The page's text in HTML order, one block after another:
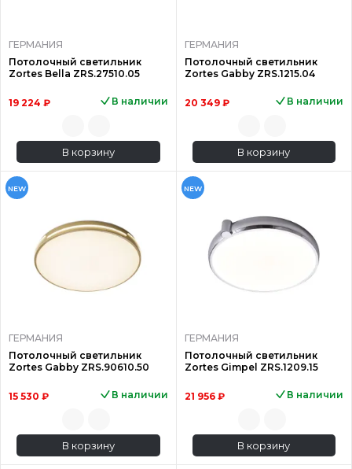
ГЕРМАНИЯ
Потолочный светильник
Zortes Bella ZRS.27510.05
19 224 ₽ В наличии
В корзину
ГЕРМАНИЯ
Потолочный светильник
Zortes Gabby ZRS.1215.04
20 349 ₽ В наличии
В корзину
NEW
ГЕРМАНИЯ
Потолочный светильник
Zortes Gabby ZRS.90610.50
15 530 ₽ В наличии
В корзину
NEW
ГЕРМАНИЯ
Потолочный светильник
Zortes Gimpel ZRS.1209.15
21 956 ₽ В наличии
В корзину